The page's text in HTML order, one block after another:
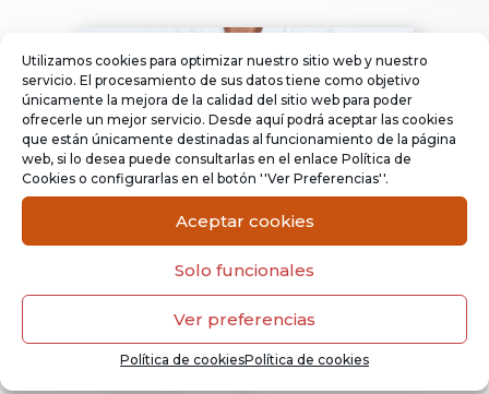
Utilizamos cookies para optimizar nuestro sitio web y nuestro
servicio. El procesamiento de sus datos tiene como objetivo
únicamente la mejora de la calidad del sitio web para poder
ofrecerle un mejor servicio. Desde aquí podrá aceptar las cookies
que están únicamente destinadas al funcionamiento de la página
web, si lo desea puede consultarlas en el enlace Política de
Cookies o configurarlas en el botón ''Ver Preferencias''.
Aceptar cookies
Solo funcionales
Ver preferencias
Política de cookiesPolítica de cookies